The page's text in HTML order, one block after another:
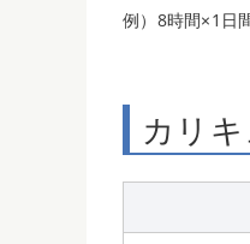
例）8時間×1日
カリ